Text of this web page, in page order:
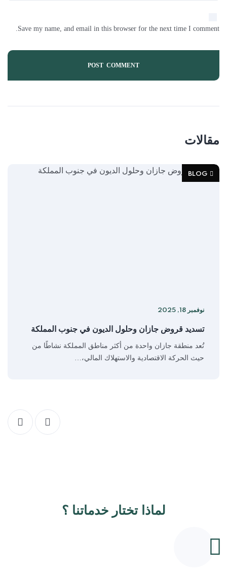
Save my name, and email in this browser for the next time I comment.
مقالات
BLOG
نوفمبر 18, 2025
تسديد قروض جازان وحلول الديون في جنوب المملكة
تُعد منطقة جازان واحدة من أكثر مناطق المملكة نشاطًا من
حيث الحركة الاقتصادية والاستهلاك المالي،…
لماذا تختار خدماتنا ؟